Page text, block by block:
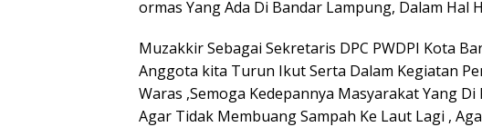
ormas Yang Ada Di Bandar Lampung, Dalam Hal
Muzakkir Sebagai Sekretaris DPC PWDPI Kota
Anggota kita Turun Ikut Serta Dalam Kegiatan
Waras ,Semoga Kedepannya Masyarakat Yang
Agar Tidak Membuang Sampah Ke Laut Lagi ,